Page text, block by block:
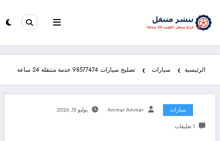
الرئيسية سيارات تصليح سيارات 98577474 خدمة متنقلة 24 ساعة
سيارات Ammar Ammar يوليو 15, 2026
1 تعليقات